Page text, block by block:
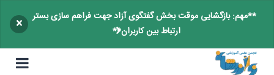
**مهم: بازگشایی موقت بخش گفتگوی آزاد جهت فراهم سازی بستر
ارتباط بین کاربران**
×